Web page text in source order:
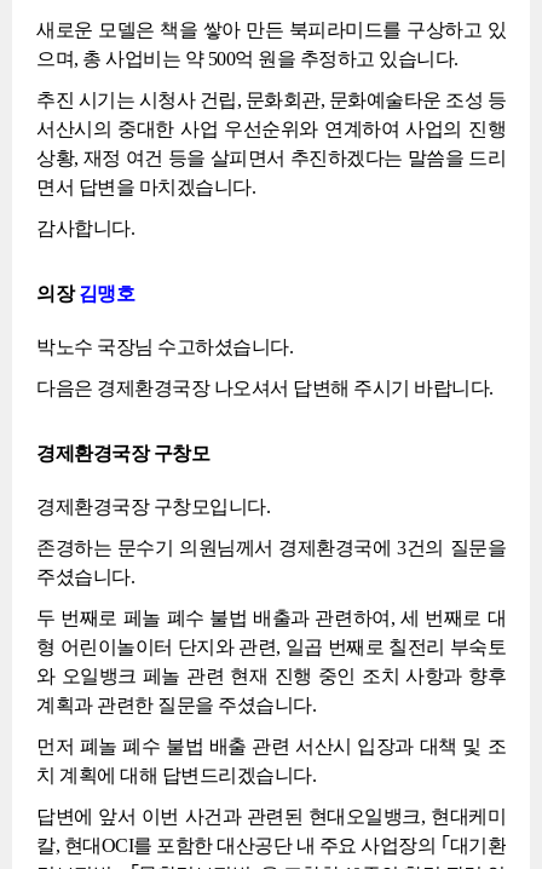
새로운 모델은 책을 쌓아 만든 북피라미드를 구상하고 있
으며, 총 사업비는 약 500억 원을 추정하고 있습니다.
추진 시기는 시청사 건립, 문화회관, 문화예술타운 조성 등
서산시의 중대한 사업 우선순위와 연계하여 사업의 진행
상황, 재정 여건 등을 살피면서 추진하겠다는 말씀을 드리
면서 답변을 마치겠습니다.
감사합니다.
의장김맹호
박노수 국장님 수고하셨습니다.
다음은 경제환경국장 나오셔서 답변해 주시기 바랍니다.
경제환경국장 구창모
경제환경국장 구창모입니다.
존경하는 문수기 의원님께서 경제환경국에 3건의 질문을
주셨습니다.
두 번째로 페놀 폐수 불법 배출과 관련하여, 세 번째로 대
형 어린이놀이터 단지와 관련, 일곱 번째로 칠전리 부숙토
와 오일뱅크 페놀 관련 현재 진행 중인 조치 사항과 향후
계획과 관련한 질문을 주셨습니다.
먼저 폐놀 폐수 불법 배출 관련 서산시 입장과 대책 및 조
치 계획에 대해 답변드리겠습니다.
답변에 앞서 이번 사건과 관련된 현대오일뱅크, 현대케미
칼, 현대OCI를 포함한 대산공단 내 주요 사업장의 ｢대기환